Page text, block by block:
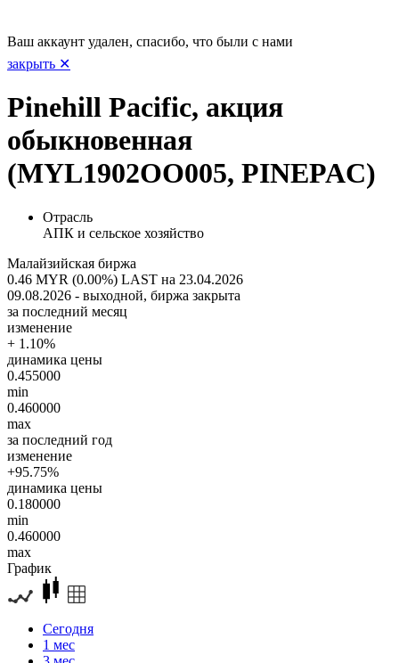
Ваш аккаунт удален, спасибо, что были с нами
закрыть ✕
Pinehill Pacific, акция
обыкновенная
(MYL1902OO005, PINEPAC)
Отрасль
АПК и сельское хозяйство
Малайзийская биржа
0.46 MYR (0.00%) LAST на 23.04.2026
09.08.2026 - выходной, биржа закрыта
за последний месяц
изменение
+ 1.10%
динамика цены
0.455000
min
0.460000
max
за последний год
изменение
+95.75%
динамика цены
0.180000
min
0.460000
max
График
Сегодня
1 мес